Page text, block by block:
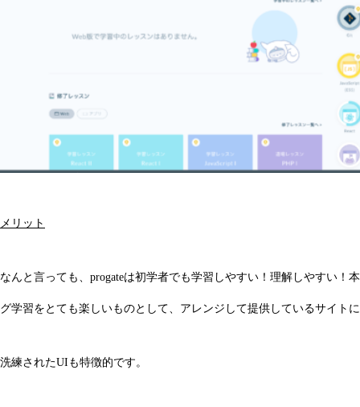
メリット
なんと言っても、progateは初学者でも学習しやすい！理解しやすい！
グ学習をとても楽しいものとして、アレンジして提供しているサイト
洗練されたUIも特徴的です。